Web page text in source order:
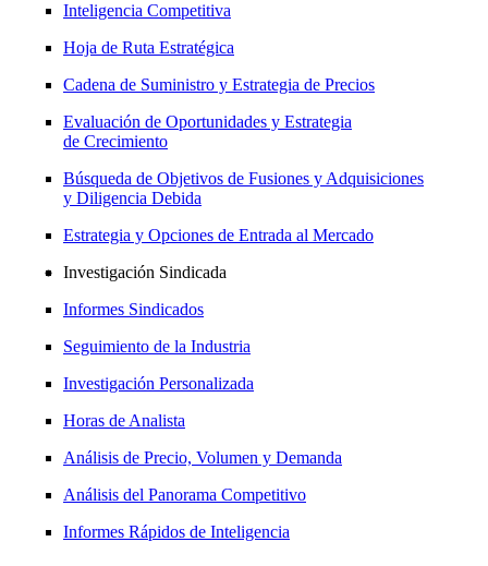
Inteligencia Competitiva
Hoja de Ruta Estratégica
Cadena de Suministro y Estrategia de Precios
Evaluación de Oportunidades y Estrategia
de Crecimiento
Búsqueda de Objetivos de Fusiones y Adquisiciones
y Diligencia Debida
Estrategia y Opciones de Entrada al Mercado
Investigación Sindicada
Informes Sindicados
Seguimiento de la Industria
Investigación Personalizada
Horas de Analista
Análisis de Precio, Volumen y Demanda
Análisis del Panorama Competitivo
Informes Rápidos de Inteligencia